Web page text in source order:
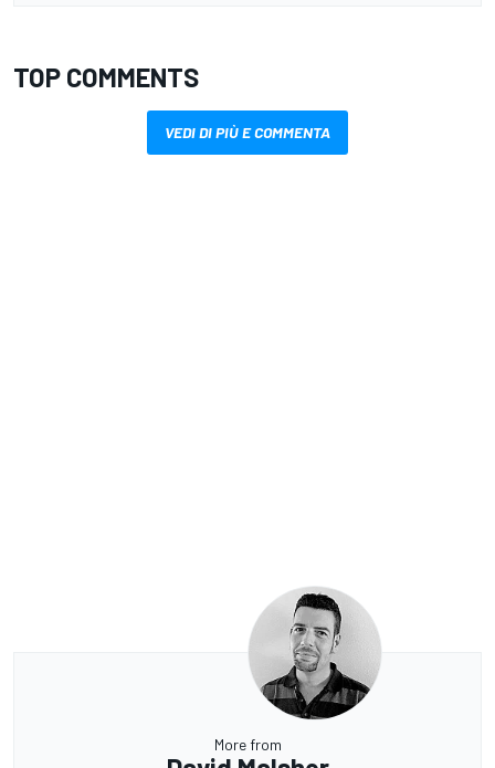
TOP COMMENTS
VEDI DI PIÙ E COMMENTA
More from